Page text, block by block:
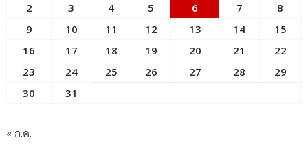
2
3 4 5 6 7
8
9
10 11 12 13 14
15
16
17 18 19 20 21
22
23
24 25 26 27 28
29
30
31
« ก.ค.